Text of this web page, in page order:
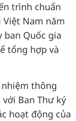
trình chuẩn
Việt Nam năm
ban Quốc gia
tổng hợp và
nhiệm thông
Ban Thư ký
hoạt động của